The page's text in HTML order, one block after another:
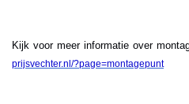
Kijk voor meer informatie over
prijsvechter.nl/?page=montagepunt